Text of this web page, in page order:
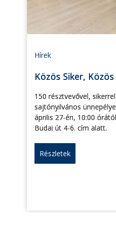
Hírek
Közös Siker,
150 résztvevővel,
sajtónyilvános
április 27-én, 10:00
Budai út 4-6. cím alatt.
Részletek